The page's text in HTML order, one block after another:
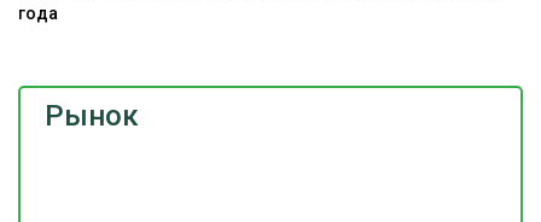
Рынок
года